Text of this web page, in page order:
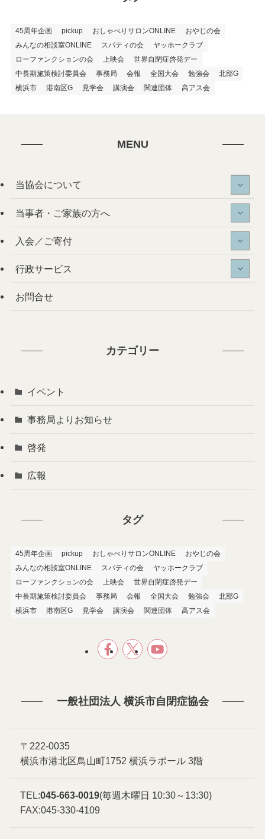
45周年企画 pickup おしゃべりサロンONLINE
おやじの会
みんなの相談室ONLINE
スパティの会
ヤッホークラブ
ローファンクションの会
上映会
世界自閉症啓発デー
中長期施策検討委員会
事務局 会報 全国大会 勉強会
北部G
横浜市
港南区G 見学会 講演会 関連団体 高アス会
MENU
当協会について
当事者・ご家族の方へ
入会／ご寄付
行政サービス
お問合せ
カテゴリー
イベント
事務局よりお知らせ
啓発
広報
タグ
45周年企画 pickup おしゃべりサロンONLINE
おやじの会
みんなの相談室ONLINE
スパティの会
ヤッホークラブ
ローファンクションの会
上映会
世界自閉症啓発デー
中長期施策検討委員会
事務局 会報 全国大会 勉強会
北部G
横浜市
港南区G 見学会 講演会 関連団体 高アス会
一般社団法人 横浜市自閉症協会
〒222-0035
横浜市港北区鳥山町1752 横浜ラポール 3階
TEL:045-663-0019(毎週木曜日 10:30～13:30)
FAX:045-330-4109